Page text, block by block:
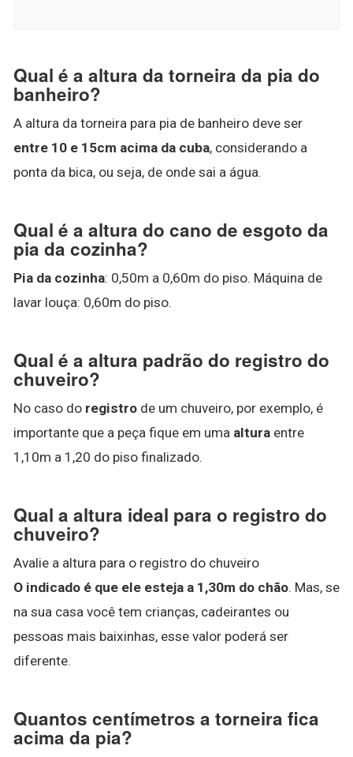
Qual é a altura da torneira da pia do
banheiro?
A altura da torneira para pia de banheiro deve ser
entre 10 e 15cm acima da cuba, considerando a
ponta da bica, ou seja, de onde sai a água.
Qual é a altura do cano de esgoto da
pia da cozinha?
Pia da cozinha: 0,50m a 0,60m do piso. Máquina de
lavar louça: 0,60m do piso.
Qual é a altura padrão do registro do
chuveiro?
No caso do registro de um chuveiro, por exemplo, é
importante que a peça fique em uma altura entre
1,10m a 1,20 do piso finalizado.
Qual a altura ideal para o registro do
chuveiro?
Avalie a altura para o registro do chuveiro
O indicado é que ele esteja a 1,30m do chão. Mas, se
na sua casa você tem crianças, cadeirantes ou
pessoas mais baixinhas, esse valor poderá ser
diferente.
Quantos centímetros a torneira fica
acima da pia?